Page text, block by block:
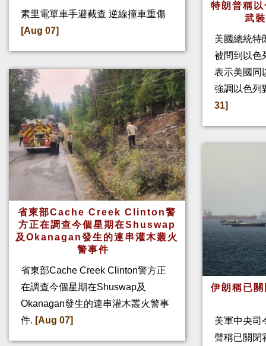
素里電單車手避截查 逆線撞車重傷
[Aug 07]
省東部Cache Creek Clinton警
方正在調查今個星期在Shuswap
及Okanagan發生的連串灌木叢火
警事件
省東部Cache Creek Clinton警方正
在調查今個星期在Shuswap及
Okanagan發生的連串灌木叢火警事
件. [Aug 07]
特朗普稱
武
美國總統特
被問到以色
表示美國同
強調以色列
31]
伊朗稱已
美軍中央司
聲稱已關閉